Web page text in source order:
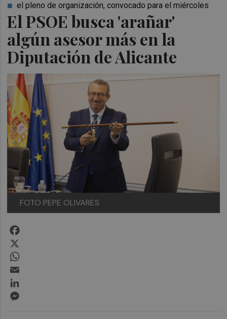
El PSOE busca 'arañar'
algún asesor más en la
Diputación de Alicante
el pleno de organización, convocado para el miércoles
FOTO PEPE OLIVARES